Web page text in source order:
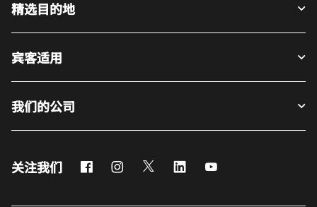
精选目的地
宾客适用
我们的公司
关注我们 FacebookInstagram
Twitter LinkedIn